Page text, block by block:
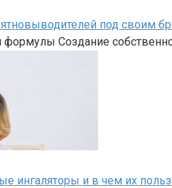
под своим
Создание
ингаляторы и в чем их